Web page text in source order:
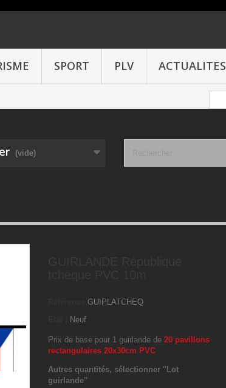
SPORT PLV ACTUALITES
(vide)
GUIPLATCHEQ
Neuf
Prix de base pour 1 guirlande de 20 pavillons
rectangulaires 20x30cm PVC
Autres quantités, sélectionner ''Lot
guirlande''